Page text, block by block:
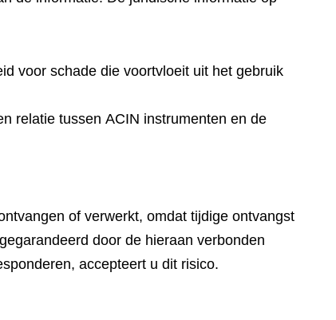
voor schade die voortvloeit uit het gebruik
relatie tussen ACIN instrumenten en de
of verwerkt, omdat tijdige ontvangst
door de hieraan verbonden
accepteert u dit risico.